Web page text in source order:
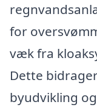
for
væk fra
Dette
byudvikling